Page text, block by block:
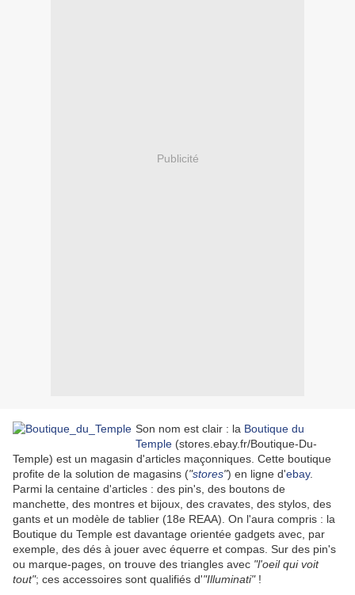
Publicité
Son nom est clair : la Boutique du
Temple (stores.ebay.fr/Boutique-Du-
Temple) est un magasin d'articles maçonniques. Cette boutique
profite de la solution de magasins ("stores") en ligne d'ebay.
Parmi la centaine d'articles : des pin's, des boutons de
manchette, des montres et bijoux, des cravates, des stylos, des
gants et un modèle de tablier (18e REAA). On l'aura compris : la
Boutique du Temple est davantage orientée gadgets avec, par
exemple, des dés à jouer avec équerre et compas. Sur des pin's
ou marque-pages, on trouve des triangles avec "l'oeil qui voit
tout"; ces accessoires sont qualifiés d'"Illuminati"!